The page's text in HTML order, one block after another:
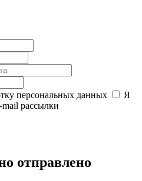
персональных данных
Я
рассылки
отправлено